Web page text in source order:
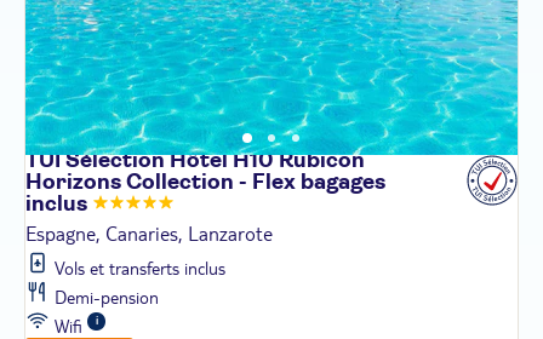
TUI Sélection Hôtel H10 Rubicon
Horizons Collection - Flex bagages
inclus
Espagne, Canaries, Lanzarote
Vols et transferts inclus
Demi-pension
Wifi